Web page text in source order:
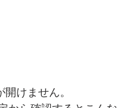
けません。